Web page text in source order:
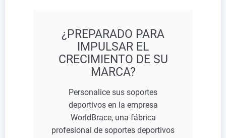
¿PREPARADO PARA
IMPULSAR EL
CRECIMIENTO DE SU
MARCA?
Personalice sus soportes
deportivos en la empresa
WorldBrace, una fábrica
profesional de soportes deportivos